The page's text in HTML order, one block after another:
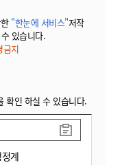
"한눈에 서비스"저작
있습니다.
금지
확인 하실 수 있습니다.
계